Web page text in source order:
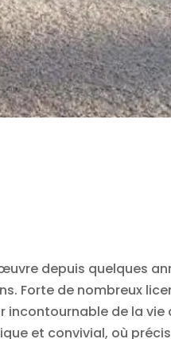
depuis quelques
Forte de nombreux
incontournable de la
et convivial, où